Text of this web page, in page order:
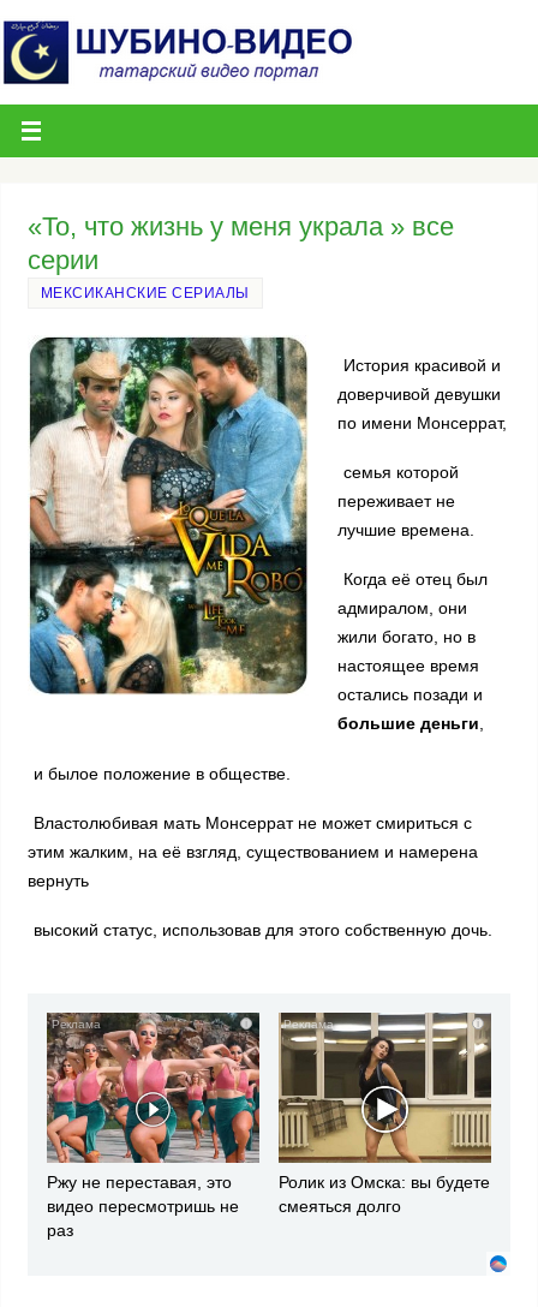
«То, что жизнь у меня украла » все
серии
МЕКСИКАНСКИЕ СЕРИАЛЫ
История красивой и
доверчивой девушки
по имени Монсеррат,
семья которой
переживает не
лучшие времена.
Когда её отец был
адмиралом, они
жили богато, но в
настоящее время
остались позади и
большие деньги,
и былое положение в обществе.
Властолюбивая мать Монсеррат не может смириться с
этим жалким, на её взгляд, существованием и намерена
вернуть
высокий статус, использовав для этого собственную дочь.
i
Ржу не переставая, это
видео пересмотришь не
раз
i
Ролик из Омска: вы будете
смеяться долго